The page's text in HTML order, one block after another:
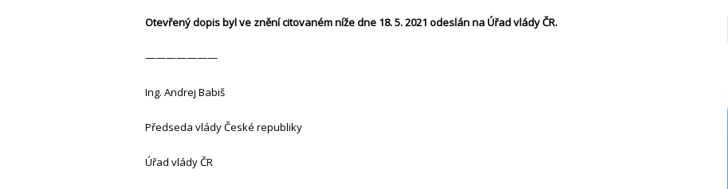
Otevřený dopis byl ve znění citovaném níže dne 18. 5. 2021 odeslán na Úřad vlády ČR.
———————
Ing. Andrej Babiš
Předseda vlády České republiky
Úřad vlády ČR